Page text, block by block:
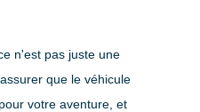
n'est pas juste une
que le véhicule
votre aventure, et